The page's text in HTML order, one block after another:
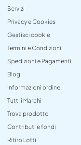
Servizi
Privacy e Cookies
Gestisci cookie
Termini e Condizioni
Spedizioni e Pagamenti
Blog
Informazioni ordine
Tutti i Marchi
Trova prodotto
Contributi e fondi
Ritiro Lotti